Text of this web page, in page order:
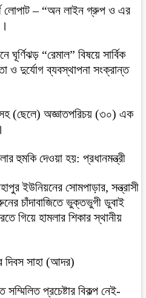
লোপাট – “অন লাইন গ্রুপ ও এর
“রেমাল” বিষয়ে সার্বিক
ও দুর্যোগ ব্যবস্থাপনা সংক্রান্ত
(ছেলে) অজ্ঞাতপরিচয় (৩০) এক
হুমকি দেওয়া হয়: প্রধানমন্ত্রী
ইউনিয়নের সোমপাড়ার, সন্ত্রাসী
চাঁদাবাজিতে ভুক্তভুগী ডুবাই
গিয়ে হামলার শিকার স্থানীয়
দিবস সাহা (আদর)
প্রচেষ্টার বিকল্প নেই-